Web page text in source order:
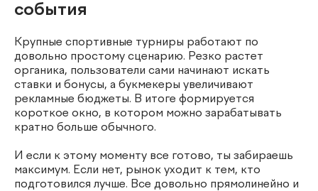
события
Крупные спортивные турниры работают по
довольно простому сценарию. Резко растет
органика, пользователи сами начинают искать
ставки и бонусы, а букмекеры увеличивают
рекламные бюджеты. В итоге формируется
короткое окно, в котором можно зарабатывать
кратно больше обычного.
И если к этому моменту все готово, ты забираешь
максимум. Если нет, рынок уходит к тем, кто
подготовился лучше. Все довольно прямолинейно и